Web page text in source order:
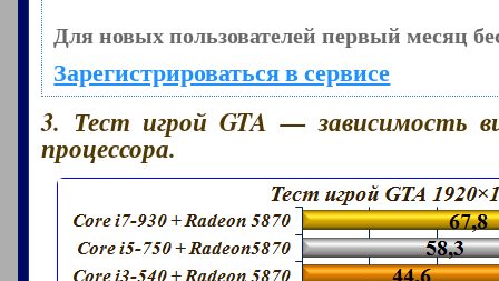
Для новых пользователей первый месяц
Зарегистрироваться в сервисе
3. Тест игрой GTA — зависимость
процессора.